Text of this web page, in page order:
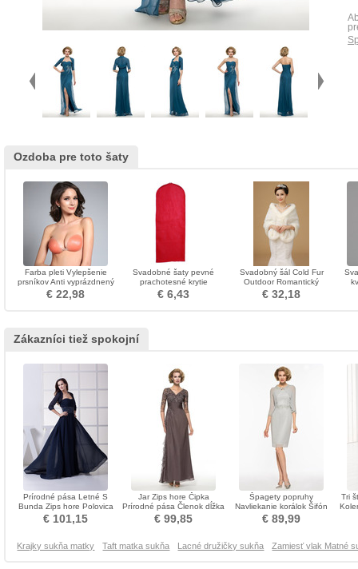
Ozdoba pre toto šaty
Farba pleti Vylepšenie
prsníkov Anti vyprázdnený
zozbieraný Stealth
Neviditeľná podprsenka
€ 22,98
Svadobné šaty pevné
prachotesné krytie
prachové pokrytie výrobcov
prachový kryt
€ 6,43
Svadobný šál Cold Fur
Outdoor Romantický
kráľovský
€ 32,18
Zákazníci tiež spokojní
Prírodné pása Letné S
Bunda Zips hore Polovica
rukávmi Matné šaty
€ 101,15
Jar Zips hore Čipka
Prírodné pása Členok dĺžka
Mati neveste obleko
€ 99,85
Špagety popruhy
Navliekanie korálok Šifón
Obrátený trojuholník Matné
šaty
€ 89,99
Tri
Krajky sukňa matky Taft matka sukňa Lacné družičky sukňa Zamiesť vlak Matné